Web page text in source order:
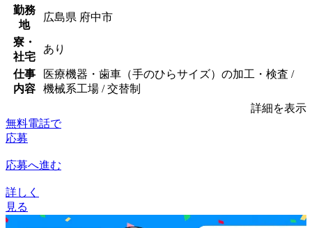
勤務
地
広島県 府中市
寮・
社宅
あり
仕事
内容
医療機器・歯車（手のひらサイズ）の加工・検査 /
機械系工場 / 交替制
詳細を表示
無料電話で
応募
応募へ進む
詳しく
見る